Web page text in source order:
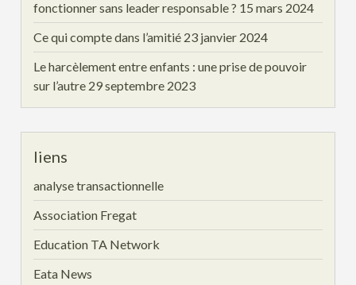
fonctionner sans leader responsable ? 15 mars 2024
Ce qui compte dans l’amitié 23 janvier 2024
Le harcèlement entre enfants : une prise de pouvoir
sur l’autre 29 septembre 2023
liens
analyse transactionnelle
Association Fregat
Education TA Network
Eata News